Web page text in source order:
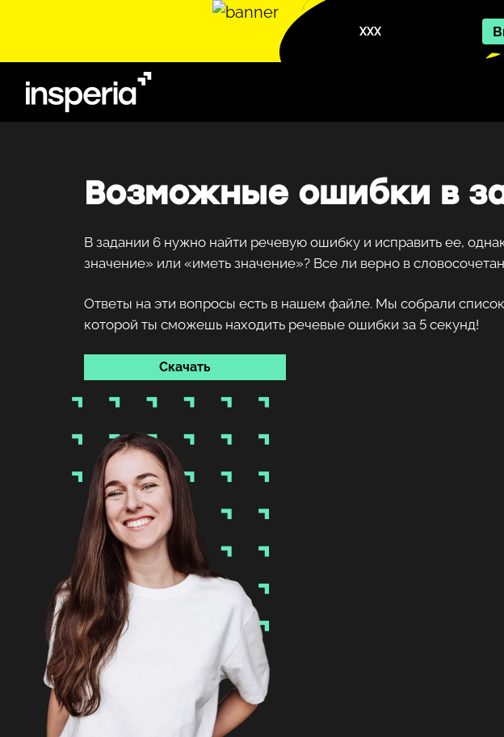
XXX
Возможные ошибки в
В задании 6 нужно найти речевую ошибку и исправить ее,
значение» или «иметь значение»? Все ли верно в
Ответы на эти вопросы есть в нашем файле. Мы собрали
которой ты сможешь находить речевые ошибки за 5 секунд!
Скачать